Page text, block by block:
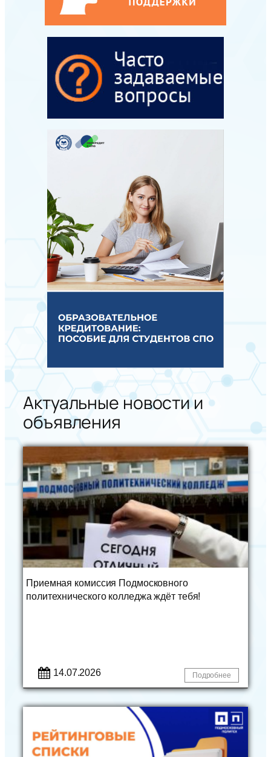
Актуальные новости и
объявления
Приемная комиссия Подмосковного
политехнического колледжа ждёт тебя!
14.07.2026 Подробнее